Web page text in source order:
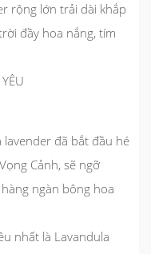
rộng lớn trải dài khắp
đầy hoa nắng, tím
đã bắt đầu hé
Cảnh, sẽ ngỡ
ngàn bông hoa
nhất là Lavandula